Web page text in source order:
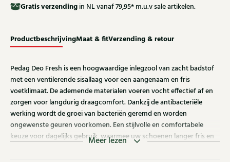
Gratisverzending in NL vanaf 79,95* m.u.v sale artikelen.
ProductbeschrijvingMaat & fitVerzending & retour
Pedag Deo Fresh is een hoogwaardige inlegzool van zacht badstof
met een ventilerende sisallaag voor een aangenaam en fris
voetklimaat. De ademende materialen voeren vocht effectief af en
zorgen voor langdurig draagcomfort. Dankzij de antibacteriële
werking wordt de groei van bacteriën geremd en worden
ongewenste geuren voorkomen. Een stijlvolle en comfortabele
keuze voor dagelijks gebruik, waarmee uw schoenen langer fris en
Meer lezen